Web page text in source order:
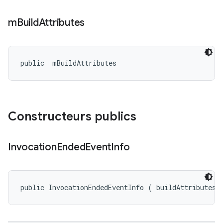
mBuildAttributes
public mBuildAttributes
Constructeurs publics
InvocationEndedEventInfo
public InvocationEndedEventInfo ( buildAttributes)